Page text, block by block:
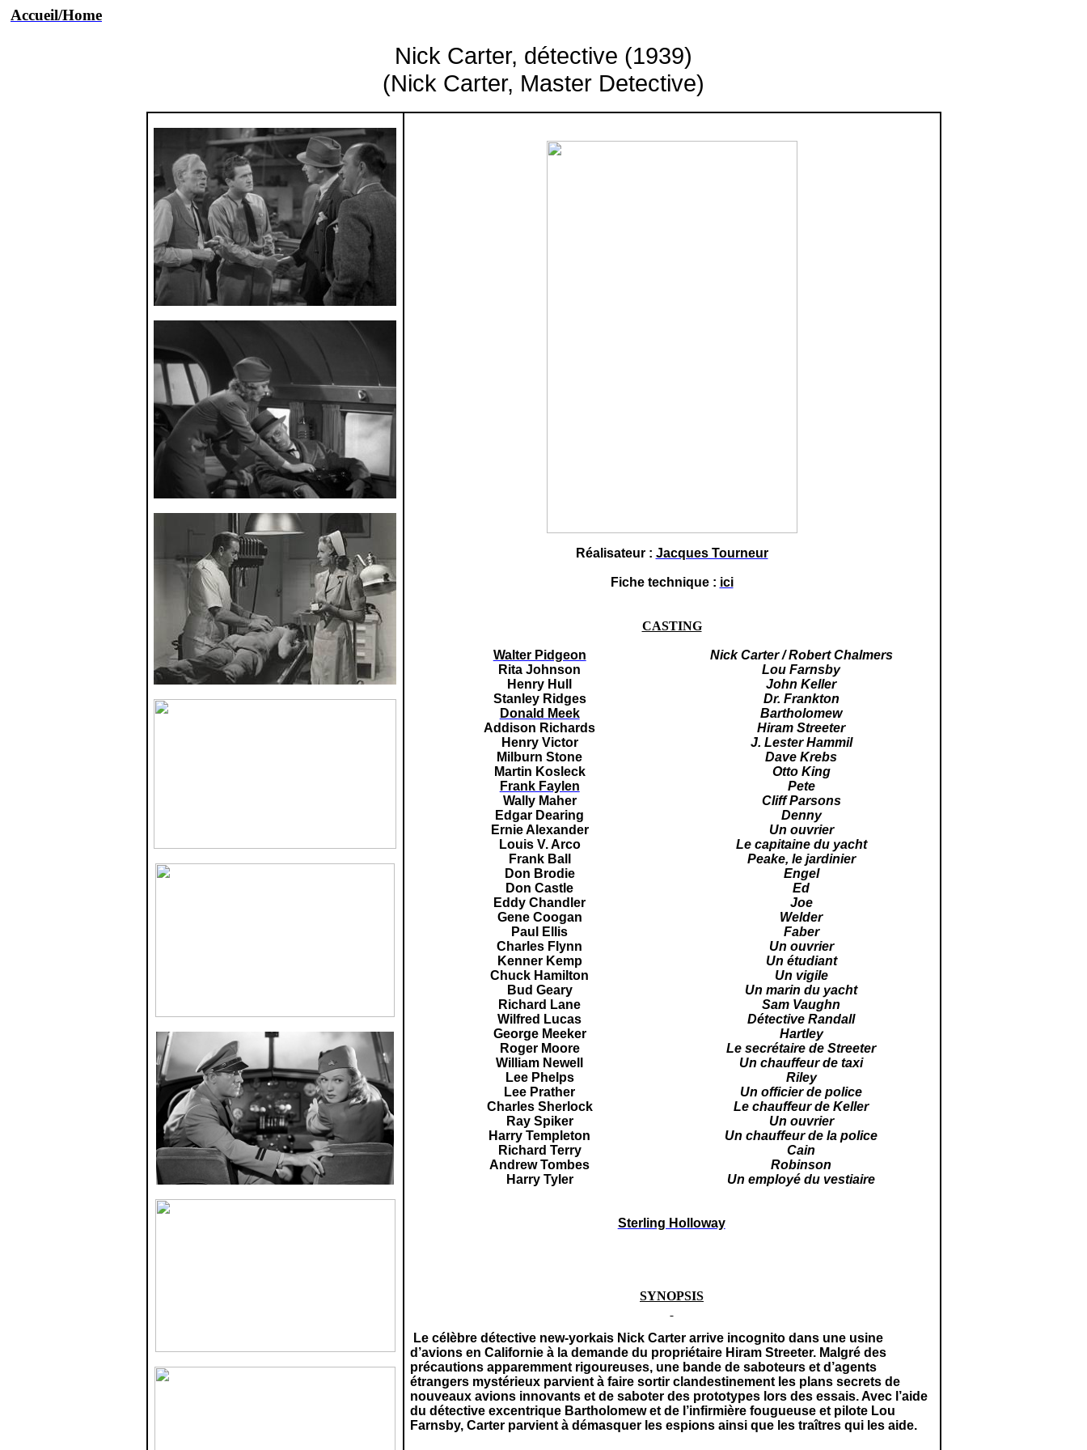
Accueil/Home
Nick Carter, détective (1939)
(Nick Carter, Master Detective)
Réalisateur : Jacques Tourneur
Fiche technique : ici
CASTING
Walter Pidgeon
Nick Carter / Robert Chalmers
Rita Johnson
Lou Farnsby
Henry Hull
John Keller
Stanley Ridges
Dr. Frankton
Donald Meek
Bartholomew
Addison Richards
Hiram Streeter
Henry Victor
J. Lester Hammil
Milburn Stone
Dave Krebs
Martin Kosleck
Otto King
Frank Faylen
Pete
Wally Maher
Cliff Parsons
Edgar Dearing
Denny
Ernie Alexander
Un ouvrier
Louis V. Arco
Le capitaine du yacht
Frank Ball
Peake, le jardinier
Don Brodie
Engel
Don Castle
Ed
Eddy Chandler
Joe
Gene Coogan
Welder
Paul Ellis
Faber
Charles Flynn
Un ouvrier
Kenner Kemp
Un étudiant
Chuck Hamilton
Un vigile
Bud Geary
Un marin du yacht
Richard Lane
Sam Vaughn
Wilfred Lucas
Détective Randall
George Meeker
Hartley
Roger Moore
Le secrétaire de Streeter
William Newell
Un chauffeur de taxi
Lee Phelps
Riley
Lee Prather
Un officier de police
Charles Sherlock
Le chauffeur de Keller
Ray Spiker
Un ouvrier
Harry Templeton
Un chauffeur de la police
Richard Terry
Cain
Andrew Tombes
Robinson
Harry Tyler
Un employé du vestiaire
Sterling Holloway
SYNOPSIS
Le célèbre détective new-yorkais Nick Carter arrive incognito dans une usine
d’avions en Californie à la demande du propriétaire Hiram Streeter. Malgré des
précautions apparemment rigoureuses, une bande de saboteurs et d’agents
étrangers mystérieux parvient à faire sortir clandestinement les plans secrets de
nouveaux avions innovants et de saboter des prototypes lors des essais. Avec l’aide
du détective excentrique Bartholomew et de l’infirmière fougueuse et pilote Lou
Farnsby, Carter parvient à démasquer les espions ainsi que les traîtres qui les aide.